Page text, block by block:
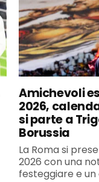
Amichevoli
2026,
si parte a
Borussia
La Roma si
2026 con una
festeggiare e un